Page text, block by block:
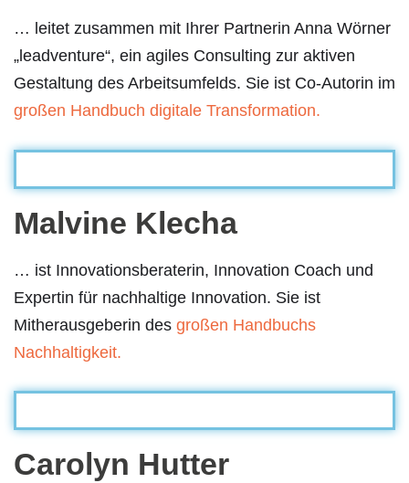
… leitet zusammen mit Ihrer Partnerin Anna Wörner
„leadventure“, ein agiles Consulting zur aktiven
Gestaltung des Arbeitsumfelds. Sie ist Co-Autorin im
großen Handbuch digitale Transformation.
Malvine Klecha
… ist Innovationsberaterin, Innovation Coach und
Expertin für nachhaltige Innovation. Sie ist
Mitherausgeberin des großen Handbuchs
Nachhaltigkeit.
Carolyn Hutter